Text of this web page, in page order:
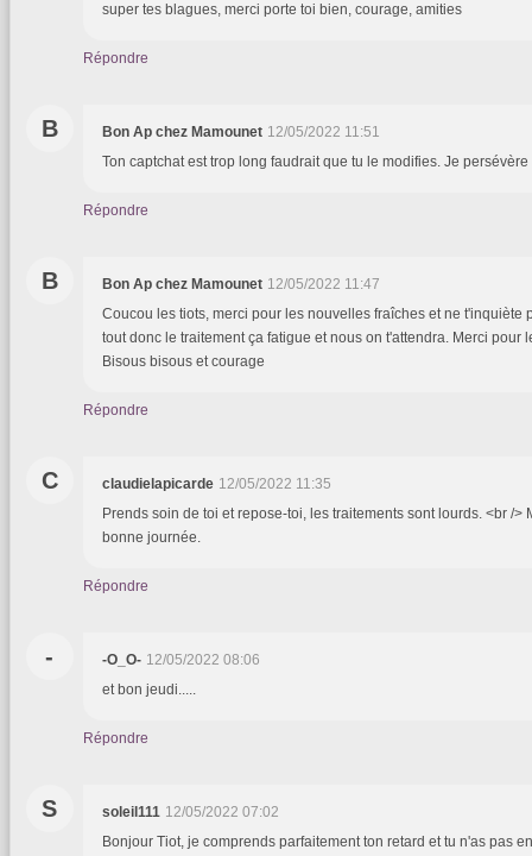
super tes blagues, merci porte toi bien, courage, amities
Répondre
B Bon Ap chez Mamounet 12/05/2022 11:51
Ton captchat est trop long faudrait que tu le modifies. Je
Répondre
B Bon Ap chez Mamounet 12/05/2022 11:47
Coucou les tiots, merci pour les nouvelles fraîches et ne t'inquiète
tout donc le traitement ça fatigue et nous on t'attendra. Merci pour
Bisous bisous et courage
Répondre
C claudielapicarde 12/05/2022 11:35
Prends soin de toi et repose-toi, les traitements sont lourds. <br />
bonne journée.
Répondre
- -O_O- 12/05/2022 08:06
et bon jeudi.....
Répondre
S soleil111 12/05/2022 07:02
Bonjour Tiot, je comprends parfaitement ton retard et tu n'as pas